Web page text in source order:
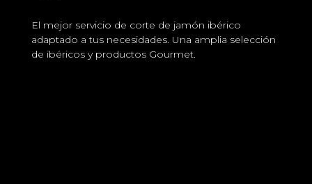
El mejor servicio de corte de jamón ibérico
adaptado a tus necesidades. Una amplia selección
de ibéricos y productos Gourmet.